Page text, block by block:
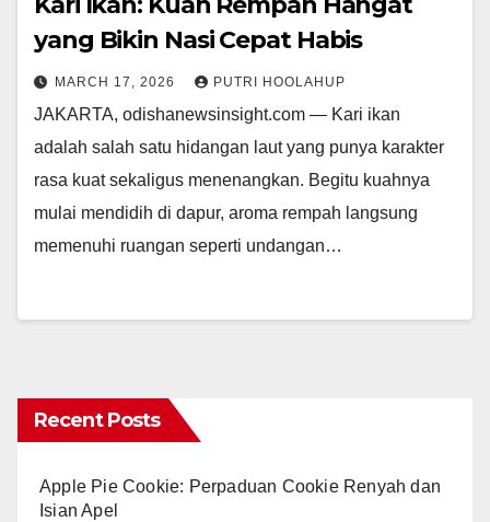
yang Bikin Nasi Cepat Habis
MARCH 17, 2026 PUTRI HOOLAHUP
JAKARTA, odishanewsinsight.com — Kari ikan
adalah salah satu hidangan laut yang punya karakter
rasa kuat sekaligus menenangkan. Begitu kuahnya
mulai mendidih di dapur, aroma rempah langsung
memenuhi ruangan seperti undangan…
Recent Posts
Apple Pie Cookie: Perpaduan Cookie Renyah dan
Isian Apel